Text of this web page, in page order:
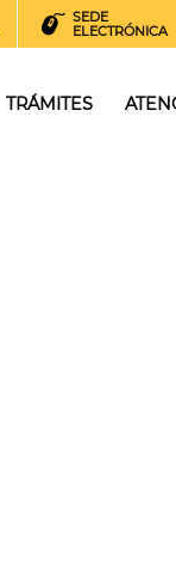
SEDE
ELECTRÓNICA
TRÁMITES